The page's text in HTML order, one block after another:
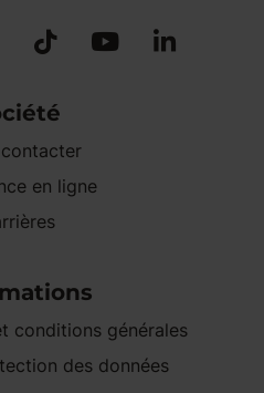
en ligne
conditions générales
des données